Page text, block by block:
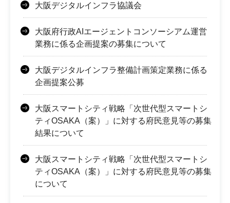
大阪デジタルインフラ協議会
大阪府行政AIエージェントコンソーシアム運営
業務に係る企画提案の募集について
大阪デジタルインフラ整備計画策定業務に係る
企画提案公募
大阪スマートシティ戦略「次世代型スマートシ
ティOSAKA（案）」に対する府民意見等の募集
結果について
大阪スマートシティ戦略「次世代型スマートシ
ティOSAKA（案）」に対する府民意見等の募集
について